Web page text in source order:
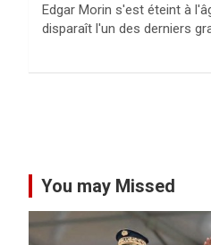
Edgar Morin s'est éteint à
disparaît l'un des derniers
g
i
You may Missed